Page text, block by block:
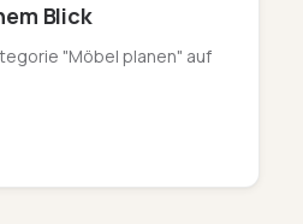
Blick
"Möbel planen" auf